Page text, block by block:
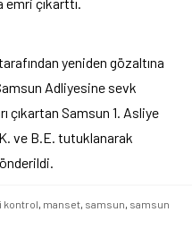
yeniden gözaltına
Adliyesine sevk
çıkartan Samsun 1. Asliye
ve B.E. tutuklanarak
kontrol, manset, samsun, samsun